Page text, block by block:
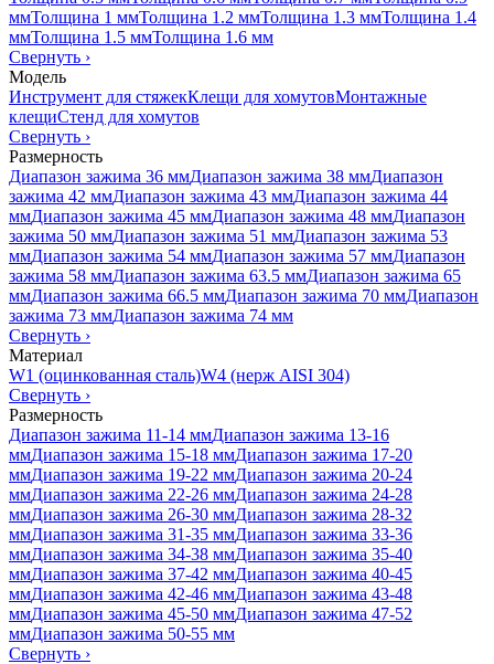
ммТолщина 1 ммТолщина 1.2 ммТолщина 1.3 ммТолщина 1.4
ммТолщина 1.5 ммТолщина 1.6 мм
Свернуть ›
Модель
Инструмент для стяжекКлещи для хомутовМонтажные
клещиСтенд для хомутов
Свернуть ›
Размерность
Диапазон зажима 36 ммДиапазон зажима 38 ммДиапазон
зажима 42 ммДиапазон зажима 43 ммДиапазон зажима 44
ммДиапазон зажима 45 ммДиапазон зажима 48 ммДиапазон
зажима 50 ммДиапазон зажима 51 ммДиапазон зажима 53
ммДиапазон зажима 54 ммДиапазон зажима 57 ммДиапазон
зажима 58 ммДиапазон зажима 63.5 ммДиапазон зажима 65
ммДиапазон зажима 66.5 ммДиапазон зажима 70 ммДиапазон
зажима 73 ммДиапазон зажима 74 мм
Свернуть ›
Материал
W1 (оцинкованная сталь)W4 (нерж AISI 304)
Свернуть ›
Размерность
Диапазон зажима 11-14 ммДиапазон зажима 13-16
ммДиапазон зажима 15-18 ммДиапазон зажима 17-20
ммДиапазон зажима 19-22 ммДиапазон зажима 20-24
ммДиапазон зажима 22-26 ммДиапазон зажима 24-28
ммДиапазон зажима 26-30 ммДиапазон зажима 28-32
ммДиапазон зажима 31-35 ммДиапазон зажима 33-36
ммДиапазон зажима 34-38 ммДиапазон зажима 35-40
ммДиапазон зажима 37-42 ммДиапазон зажима 40-45
ммДиапазон зажима 42-46 ммДиапазон зажима 43-48
ммДиапазон зажима 45-50 ммДиапазон зажима 47-52
ммДиапазон зажима 50-55 мм
Свернуть ›